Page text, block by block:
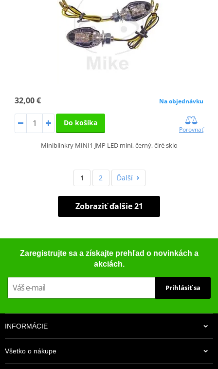
32,00 € Na objednávku
Do košíka
Porovnať
Miniblinkry MINI1 JMP LED mini, černý, čiré sklo
1 2 Ďalší
Zobraziť ďalšie 21
Zaregistrujte sa a získajte prehľad o novinkách a
akciách.
Prihlásiť sa
INFORMÁCIE
Všetko o nákupe